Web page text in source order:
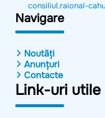
consiliul.raional-
Navigare
Noutăți
Anunțuri
Contacte
Link-uri utile